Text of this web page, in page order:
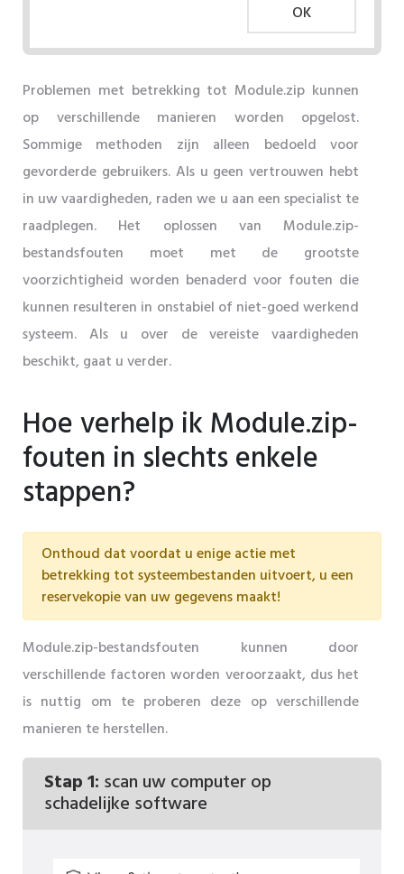
OK
Problemen met betrekking tot Module.zip kunnen
op verschillende manieren worden opgelost.
Sommige methoden zijn alleen bedoeld voor
gevorderde gebruikers. Als u geen vertrouwen hebt
in uw vaardigheden, raden we u aan een specialist te
raadplegen. Het oplossen van Module.zip-
bestandsfouten moet met de grootste
voorzichtigheid worden benaderd voor fouten die
kunnen resulteren in onstabiel of niet-goed werkend
systeem. Als u over de vereiste vaardigheden
beschikt, gaat u verder.
Hoe verhelp ik Module.zip-
fouten in slechts enkele
stappen?
Onthoud dat voordat u enige actie met
betrekking tot systeembestanden uitvoert, u een
reservekopie van uw gegevens maakt!
Module.zip-bestandsfouten kunnen door
verschillende factoren worden veroorzaakt, dus het
is nuttig om te proberen deze op verschillende
manieren te herstellen.
Stap 1: scan uw computer op
schadelijke software